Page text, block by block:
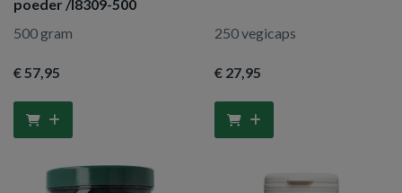
poeder /l8309-500
500 gram
€ 57,95
250 vegicaps
€ 27,95